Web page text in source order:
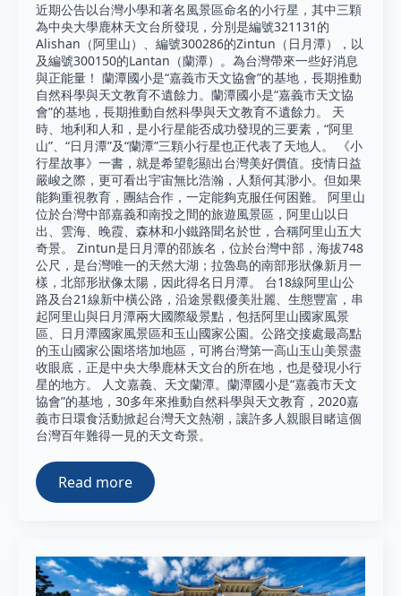
近期公告以台灣小學和著名風景區命名的小行星，其中三顆
為中央大學鹿林天文台所發現，分別是編號321131的
Alishan（阿里山）、編號300286的Zintun（日月潭），以
及編號300150的Lantan（蘭潭）。為台灣帶來一些好消息
與正能量！ 蘭潭國小是“嘉義市天文協會”的基地，長期推動
自然科學與天文教育不遺餘力。蘭潭國小是“嘉義市天文協
會”的基地，長期推動自然科學與天文教育不遺餘力。 天
時、地利和人和，是小行星能否成功發現的三要素，“阿里
山”、“日月潭”及“蘭潭”三顆小行星也正代表了天地人。 《小
行星故事》一書，就是希望彰顯出台灣美好價值。疫情日益
嚴峻之際，更可看出宇宙無比浩瀚，人類何其渺小。但如果
能夠重視教育，團結合作，一定能夠克服任何困難。 阿里山
位於台灣中部嘉義和南投之間的旅遊風景區，阿里山以日
出、雲海、晚霞、森林和小鐵路聞名於世，合稱阿里山五大
奇景。 Zintun是日月潭的邵族名，位於台灣中部，海拔748
公尺，是台灣唯一的天然大湖；拉魯島的南部形狀像新月一
樣，北部形狀像太陽，因此得名日月潭。 台18線阿里山公
路及台21線新中橫公路，沿途景觀優美壯麗、生態豐富，串
起阿里山與日月潭兩大國際級景點，包括阿里山國家風景
區、日月潭國家風景區和玉山國家公園。公路交接處最高點
的玉山國家公園塔塔加地區，可將台灣第一高山玉山美景盡
收眼底，正是中央大學鹿林天文台的所在地，也是發現小行
星的地方。 人文嘉義、天文蘭潭。蘭潭國小是“嘉義市天文
協會”的基地，30多年來推動自然科學與天文教育，2020嘉
義市日環食活動掀起台灣天文熱潮，讓許多人親眼目睹這個
台灣百年難得一見的天文奇景。
Read more